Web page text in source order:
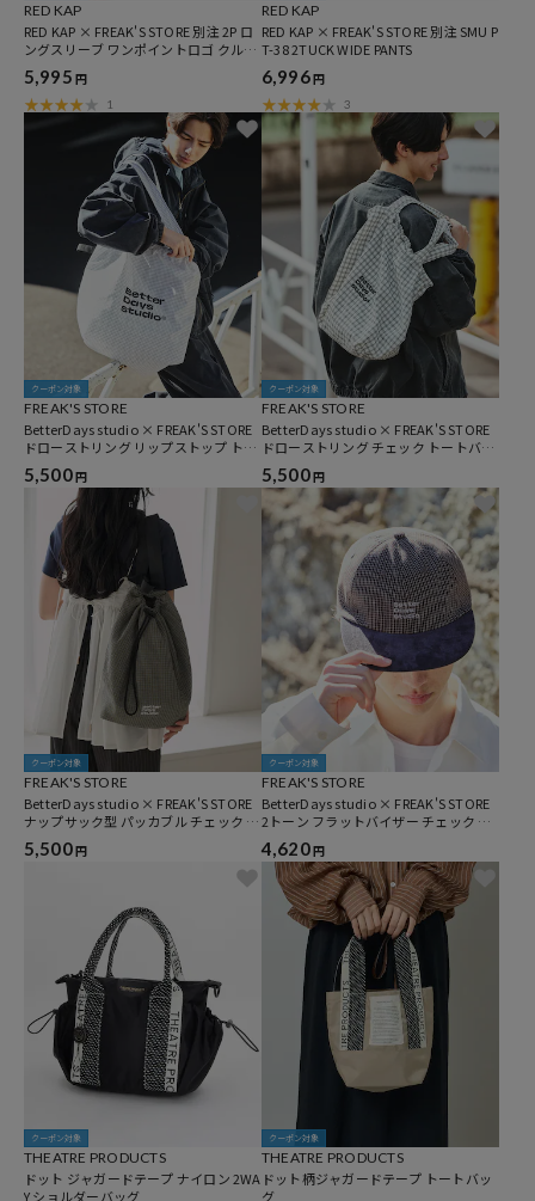
RED KAP
RED KAP × FREAK'S STORE 別注 2P ロ
ングスリーブ ワンポイントロゴ クルー
ネック ポケットTシャツ [2枚セット]
5,995 円
1
RED KAP
RED KAP × FREAK'S STORE 別注 SMU P
T-38 2TUCK WIDE PANTS
6,996円
3
クーポン対象
FREAK'S STORE
BetterDays studio × FREAK'S STORE
ドローストリング リップストップ トー
トバッグ
5,500円
クーポン対象
FREAK'S STORE
BetterDays studio × FREAK'S STORE
ドローストリング チェック トートバッ
グ
5,500円
クーポン対象
FREAK'S STORE
BetterDays studio × FREAK'S STORE
ナップサック型 パッカブル チェック ミ
ニバッグ
5,500 円
クーポン対象
FREAK'S STORE
BetterDays studio × FREAK'S STORE
2トーン フラットバイザー チェック キ
ャップ
4,620 円
クーポン対象
THEATRE PRODUCTS
ドット ジャガードテープ ナイロン 2WA
Y ショルダーバッグ
クーポン対象
THEATRE PRODUCTS
ドット柄ジャガードテープ トートバッ
グ